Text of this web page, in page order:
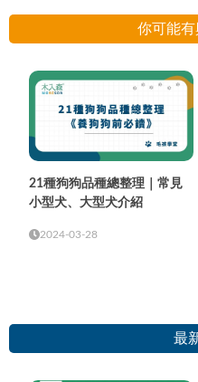
你可能
21種狗狗品種總整理｜常見
小型犬、大型犬介紹
2024-03-28
最